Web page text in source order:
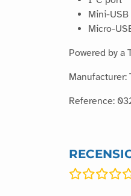
Mini-
Micro-
Powered by a
Manufacturer:
Reference: